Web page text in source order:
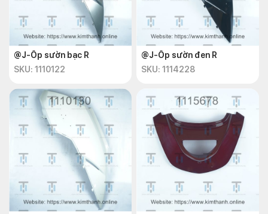
@J-Ốp sườn bạc R
SKU: 1110122
@J-Ốp sườn đen R
SKU: 1114228